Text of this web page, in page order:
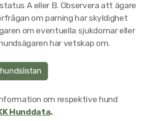
A eller B. Observera att ägare
om parning har skyldighet
om eventuella sjukdomar eller
har vetskap om.
om respektive hund
Hunddata.